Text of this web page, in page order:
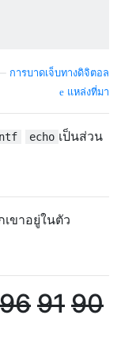
การบาดเจ็บทางดิจิตอล
แหล่งที่มา
echo เป็นส่วน
ขาอยู่ในตัว
96 91 90